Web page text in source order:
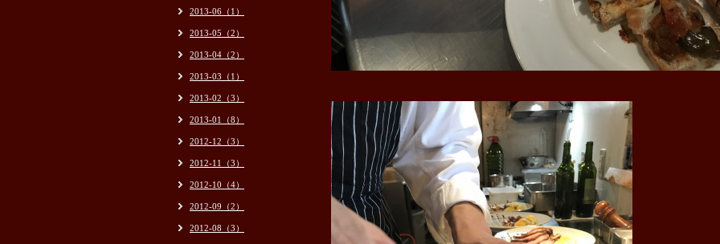
2013-06（1）
2013-05（2）
2013-04（2）
2013-03（1）
2013-02（3）
2013-01（8）
2012-12（3）
2012-11（3）
2012-10（4）
2012-09（2）
2012-08（3）